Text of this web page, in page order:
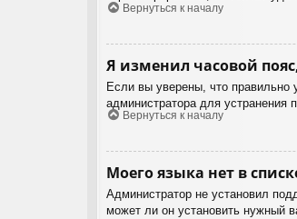
Вернуться к началу
Я изменил часовой
Если вы уверены, что правильно
администратора для устранения
Вернуться к началу
Моего языка нет в
Администратор не установил
может ли он установить нужный